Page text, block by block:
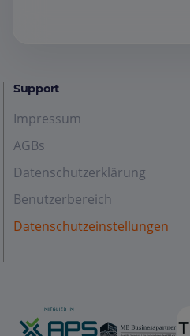
Support
Impressum
AGBs
Datenschutzerklärung
Benutzerbereich
Datenschutzeinstellungen